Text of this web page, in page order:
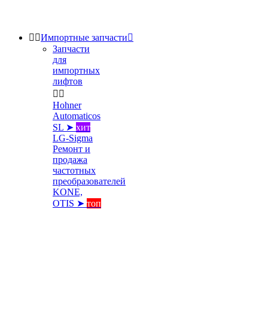
 Импортные запчасти
Запчасти
для
импортных
лифтов
 
Hohner
Automaticos
SL ➤ хит
LG-Sigma
Ремонт и
продажа
частотных
преобразователей
KONE,
OTIS ➤ топ